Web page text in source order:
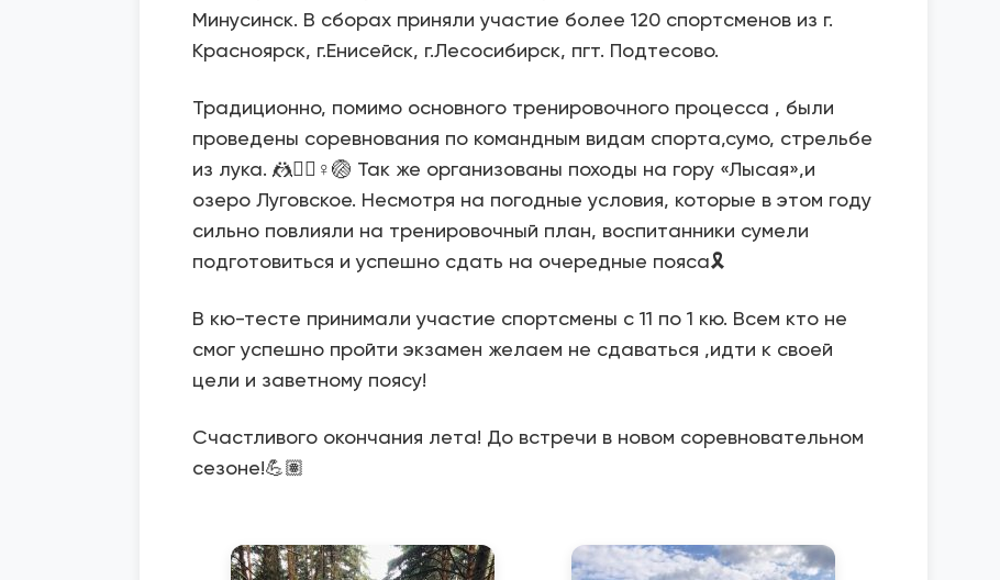
Минусинск. В сборах приняли участие более 120 спортсменов из г.
Красноярск, г.Енисейск, г.Лесосибирск, пгт. Подтесово.
Традиционно, помимо основного тренировочного процесса , были
проведены соревнования по командным видам спорта,сумо, стрельбе
из лука. 🤼⛹🏽♀🏐 Так же организованы походы на гору «Лысая»,и
озеро Луговское. Несмотря на погодные условия, которые в этом году
сильно повлияли на тренировочный план, воспитанники сумели
подготовиться и успешно сдать на очередные пояса🎗
В кю-тесте принимали участие спортсмены с 11 по 1 кю. Всем кто не
смог успешно пройти экзамен желаем не сдаваться ,идти к своей
цели и заветному поясу!
Счастливого окончания лета! До встречи в новом соревновательном
сезоне!💪🏽